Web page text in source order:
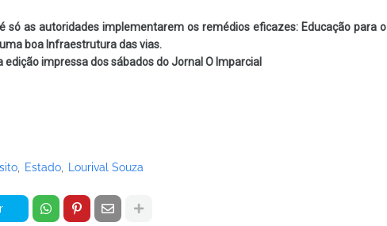
é só as autoridades implementarem os remédios eficazes: Educação para o
boa Infraestrutura das vias.
impressa dos sábados do Jornal O Imparcial
Estado Lourival Souza